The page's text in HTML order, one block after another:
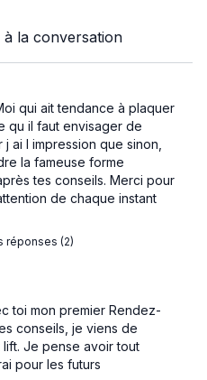
la conversation
qui ait tendance à plaquer
qu il faut envisager de
ai l impression que sinon,
la fameuse forme
tes conseils. Merci pour
de chaque instant
réponses (2)
toi mon premier Rendez-
conseils, je viens de
Je pense avoir tout
pour les futurs